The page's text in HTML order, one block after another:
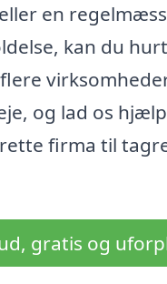
en
kan du
og lad os
firma til
gratis og